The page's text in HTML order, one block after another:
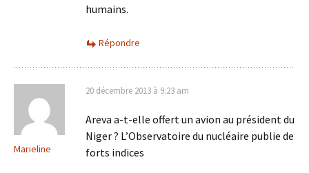
humains.
Répondre
Marieline
20 décembre 2013 à 9:23 am
Areva a-t-elle offert un avion au président du
Niger ? L’Observatoire du nucléaire publie de
forts indices